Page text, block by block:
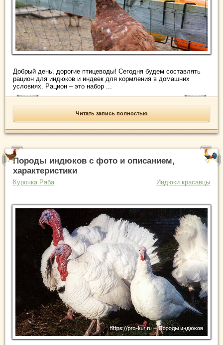
Добрый день, дорогие птицеводы! Сегодня будем составлять
рацион для индюков и индеек для кормления в домашних
условиях. Рацион – это набор ...
Читать запись полностью
Породы индюков с фото и описанием,
характеристики
Курочка Ряба Индюки красавцы